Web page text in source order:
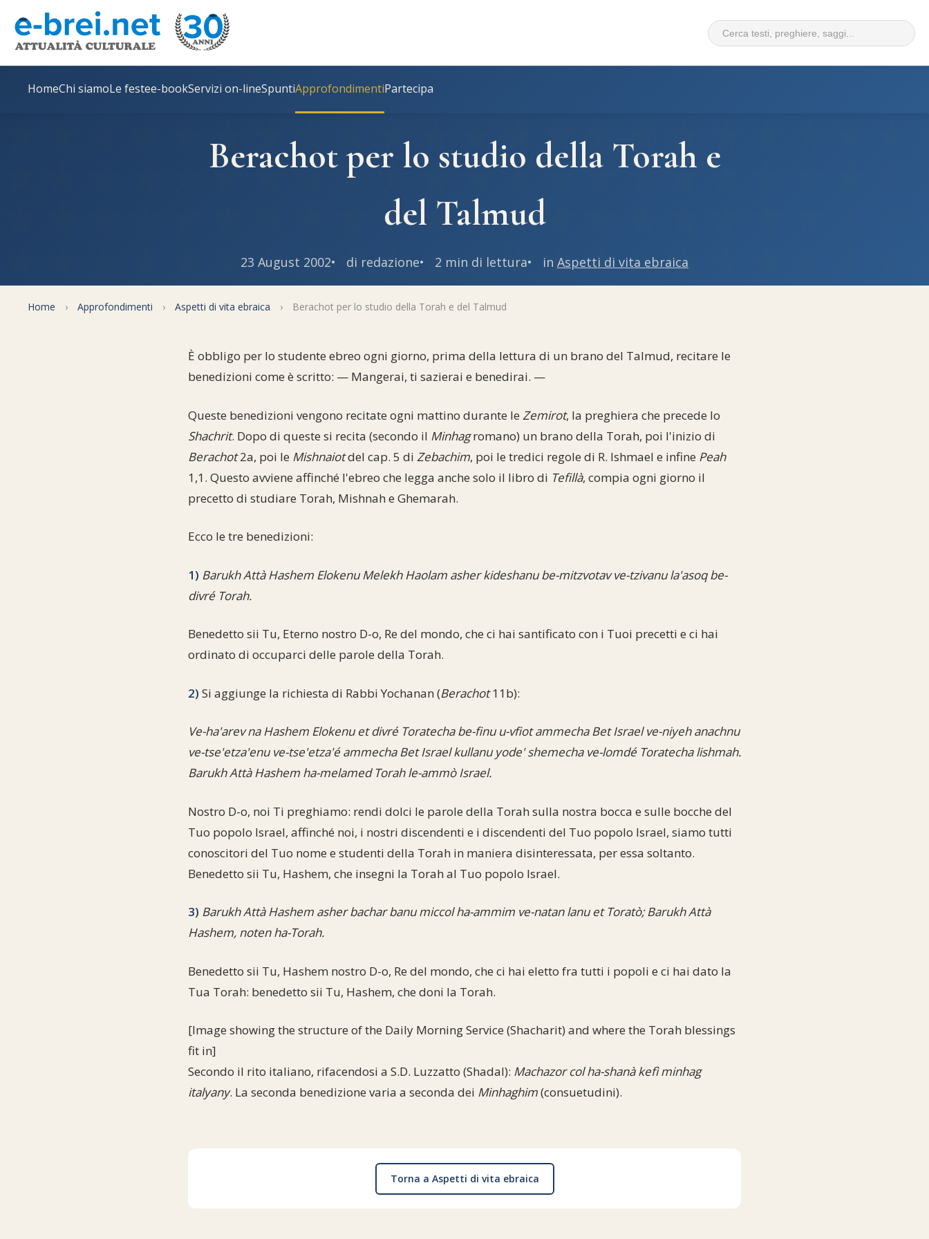
HomeChi siamoLe festee-bookServizi on-lineSpuntiApprofondimentiPartecipa
Berachot per lo studio della Torah e
del Talmud
23 August 2002 di redazione 2 min di lettura in Aspetti di vita ebraica
Home › Approfondimenti › Aspetti di vita ebraica › Berachot per lo studio della Torah e del Talmud
È obbligo per lo studente ebreo ogni giorno, prima della lettura di un brano del Talmud, recitare le
benedizioni come è scritto: — Mangerai, ti sazierai e benedirai. —
Queste benedizioni vengono recitate ogni mattino durante le Zemirot, la preghiera che precede lo
Shachrit. Dopo di queste si recita (secondo il Minhagromano) un brano della Torah, poi l'inizio di
Berachot2a, poi le Mishnaiotdel cap. 5 di Zebachim, poi le tredici regole di R. Ishmael e infine Peah
1,1. Questo avviene affinché l'ebreo che legga anche solo il libro di Tefillà, compia ogni giorno il
precetto di studiare Torah, Mishnah e Ghemarah.
Ecco le tre benedizioni:
1) Barukh Attà Hashem Elokenu Melekh Haolam asher kideshanu be-mitzvotav ve-tzivanu la'asoq be-
divré Torah.
Benedetto sii Tu, Eterno nostro D-o, Re del mondo, che ci hai santificato con i Tuoi precetti e ci hai
ordinato di occuparci delle parole della Torah.
2) Si aggiunge la richiesta di Rabbi Yochanan (Berachot11b):
Ve-ha'arev na Hashem Elokenu et divré Toratecha be-finu u-vfiot ammecha Bet Israel ve-niyeh anachnu
ve-tse'etza'enu ve-tse'etza'é ammecha Bet Israel kullanu yode' shemecha ve-lomdé Toratecha lishmah.
Barukh Attà Hashem ha-melamed Torah le-ammò Israel.
Nostro D-o, noi Ti preghiamo: rendi dolci le parole della Torah sulla nostra bocca e sulle bocche del
Tuo popolo Israel, affinché noi, i nostri discendenti e i discendenti del Tuo popolo Israel, siamo tutti
conoscitori del Tuo nome e studenti della Torah in maniera disinteressata, per essa soltanto.
Benedetto sii Tu, Hashem, che insegni la Torah al Tuo popolo Israel.
3) Barukh Attà Hashem asher bachar banu miccol ha-ammim ve-natan lanu et Toratò; Barukh Attà
Hashem, noten ha-Torah.
Benedetto sii Tu, Hashem nostro D-o, Re del mondo, che ci hai eletto fra tutti i popoli e ci hai dato la
Tua Torah: benedetto sii Tu, Hashem, che doni la Torah.
[Image showing the structure of the Daily Morning Service (Shacharit) and where the Torah blessings
fit in]
Secondo il rito italiano, rifacendosi a S.D. Luzzatto (Shadal): Machazor col ha-shanà kefì minhag
italyany. La seconda benedizione varia a seconda dei Minhaghim(consuetudini).
Torna a Aspetti di vita ebraica